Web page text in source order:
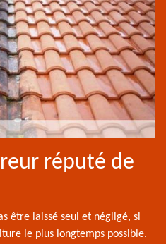
réputé de
être laissé seul et négligé, si
le plus longtemps possible.